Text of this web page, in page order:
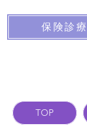
保険診療
TOP